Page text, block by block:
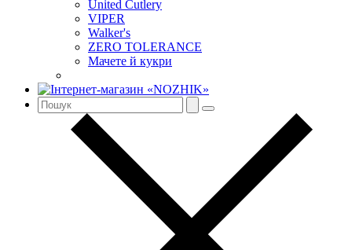
United Cutlery
VIPER
Walker's
ZERO TOLERANCE
Мачете й кукри